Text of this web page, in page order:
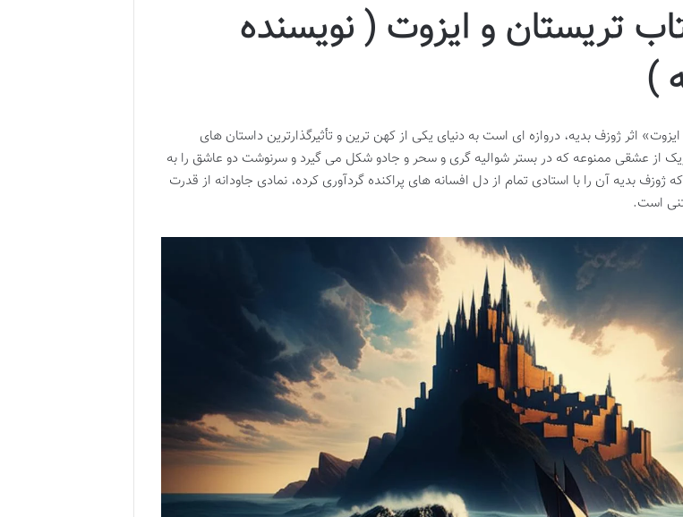
تریستان و ایزوت ( نویسنده
)
اثر ژوزف بدیه، دروازه ای است به دنیای یکی از کهن ترین و تأثیرگذارترین داستان های
از عشقی ممنوعه که در بستر شوالیه گری و سحر و جادو شکل می گیرد و سرنوشت دو عاشق را به
ژوزف بدیه آن را با استادی تمام از دل افسانه های پراکنده گردآوری کرده، نمادی جاودانه از قدرت
است.